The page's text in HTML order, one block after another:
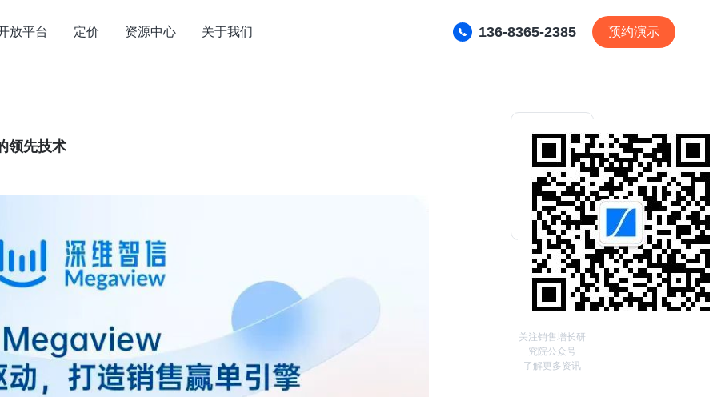
放平台 定价 资源中心 关于我们 136-8365-2385 预约演示
领先技术
关注销售增长研
究院公众号
了解更多资讯